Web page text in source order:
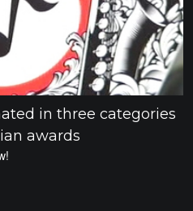
in three categories
awards